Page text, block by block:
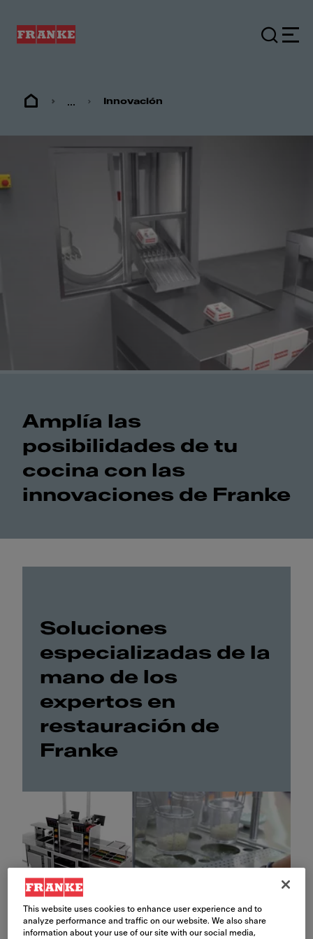
... Innovación
Amplía las
posibilidades de tu
cocina con las
innovaciones de Franke
Soluciones
especializadas de la
mano de los
expertos en
restauración de
Franke
This website uses cookies to enhance user experience and to
analyze performance and traffic on our website. We also share
information about your use of our site with our social media,